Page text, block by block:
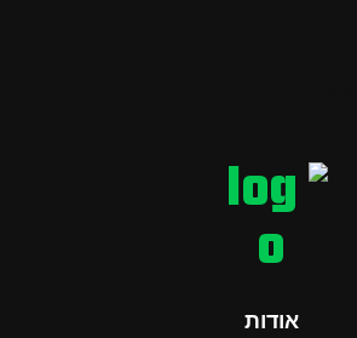
אודות